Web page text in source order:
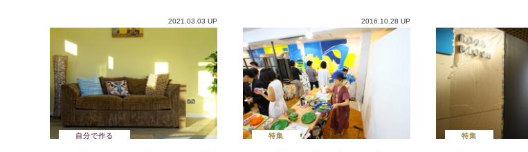
2021.03.03 UP
自分で作る
2016.10.28 UP
特集 特集